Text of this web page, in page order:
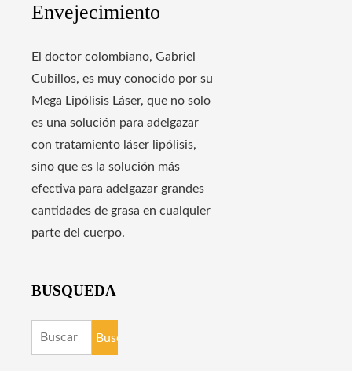
Envejecimiento
El doctor colombiano, Gabriel
Cubillos, es muy conocido por su
Mega Lipólisis Láser, que no solo
es una solución para adelgazar
con tratamiento láser lipólisis,
sino que es la solución más
efectiva para adelgazar grandes
cantidades de grasa en cualquier
parte del cuerpo.
BUSQUEDA
Buscar: